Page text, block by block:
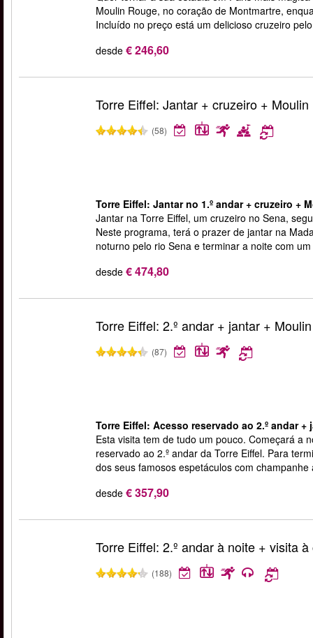
Moulin Rouge, no coração de Montmartre,
Incluído no preço está um delicioso cruzeiro
desde € 246,60
Torre Eiffel: Jantar + cruzeiro + Moulin
(58)
Torre Eiffel: Jantar no 1.º andar + cruzeiro +
Jantar na Torre Eiffel, um cruzeiro no Sena,
Neste programa, terá o prazer de jantar na
noturno pelo rio Sena e terminar a noite com
desde € 474,80
Torre Eiffel: 2.º andar + jantar +
(87)
Torre Eiffel: Acesso reservado ao 2.º andar
Esta visita tem de tudo um pouco. Começará a
reservado ao 2.º andar da Torre Eiffel. Para
dos seus famosos espetáculos com champanhe
desde € 357,90
Torre Eiffel: 2.º andar à noite + visita
(188)